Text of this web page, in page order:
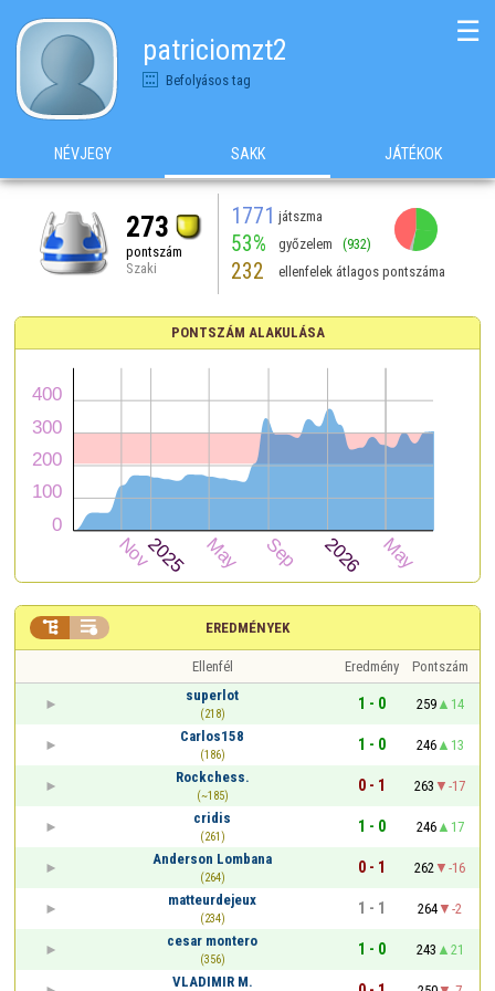
patriciomzt2
Befolyásos tag
☰
NÉVJEGY SAKK JÁTÉKOK
273
pontszám
Szaki
1771 játszma
53% győzelem (932)
232 ellenfelek átlagos pontszáma
PONTSZÁM ALAKULÁSA
EREDMÉNYEK
 
Ellenfél Eredmény
Pontszám
superlot
(218)
1 - 0 259
14
Carlos158
(186)
1 - 0 246
13
Rockchess.
(~185)
0 - 1 263
-17
cridis
(261)
1 - 0 246
17
Anderson Lombana
(264)
0 - 1 262
-16
matteurdejeux
(234)
1 - 1 264
-2
cesar montero
(356)
1 - 0 243
21
VLADIMIR M.